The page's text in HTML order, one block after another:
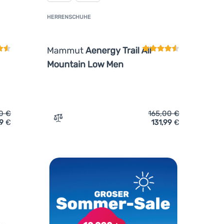
Aenergy Trail All Mountain Low Men' hinzufügen
€
€
HERRENSCHUHE
MammutAenergy Trail All
Mountain Low Men
Zum Vergleich 'Herrenschuhe Mammut
165,00€
131,99 €